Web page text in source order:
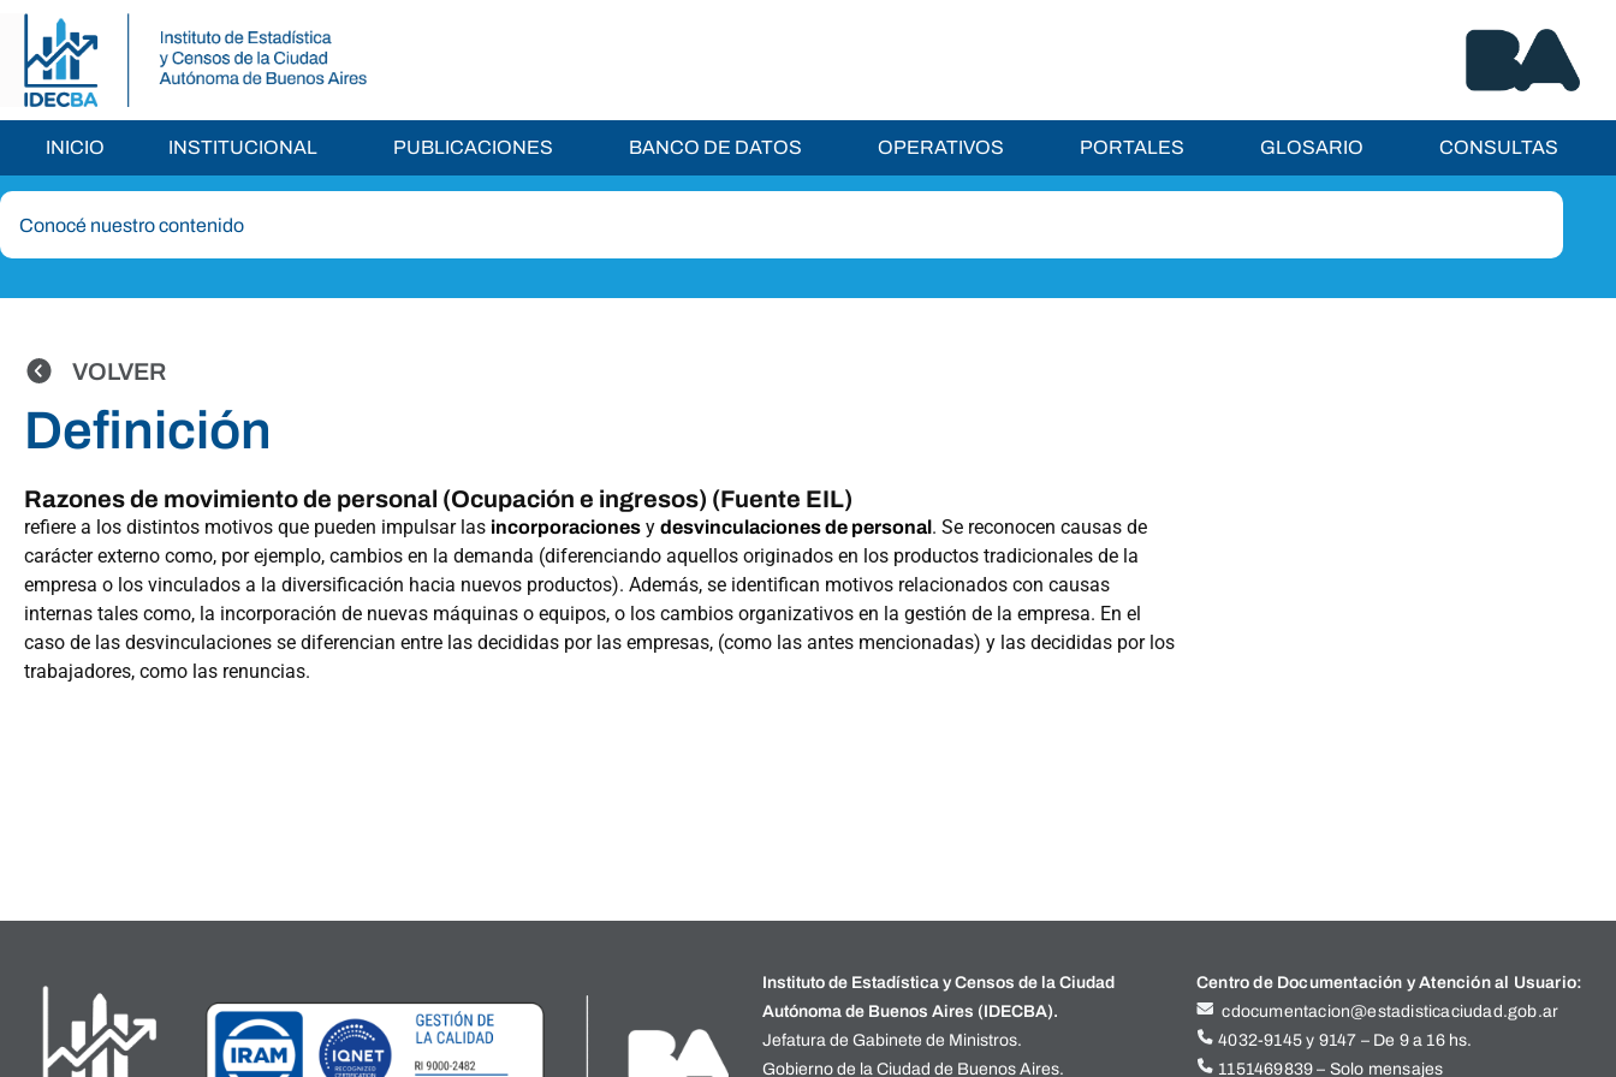
INICIO INSTITUCIONAL PUBLICACIONES BANCO DE DATOS OPERATIVOS PORTALES GLOSARIO CONSULTAS
VOLVER
Definición
Razones de movimiento de personal (Ocupación e ingresos) (Fuente EIL)
refiere a los distintos motivos que pueden impulsar las incorporaciones y desvinculaciones de personal. Se reconocen causas de
carácter externo como, por ejemplo, cambios en la demanda (diferenciando aquellos originados en los productos tradicionales de la
empresa o los vinculados a la diversificación hacia nuevos productos). Además, se identifican motivos relacionados con causas
internas tales como, la incorporación de nuevas máquinas o equipos, o los cambios organizativos en la gestión de la empresa. En el
caso de las desvinculaciones se diferencian entre las decididas por las empresas, (como las antes mencionadas) y las decididas por los
trabajadores, como las renuncias.
Instituto de Estadística y Censos de la Ciudad
Autónoma de Buenos Aires (IDECBA).
Jefatura de Gabinete de Ministros.
Gobierno de la Ciudad de Buenos Aires.
Centro de Documentación y Atención al Usuario:
cdocumentacion@estadisticaciudad.gob.ar
4032-9145 y 9147 – De 9 a 16 hs.
1151469839 – Solo mensajes